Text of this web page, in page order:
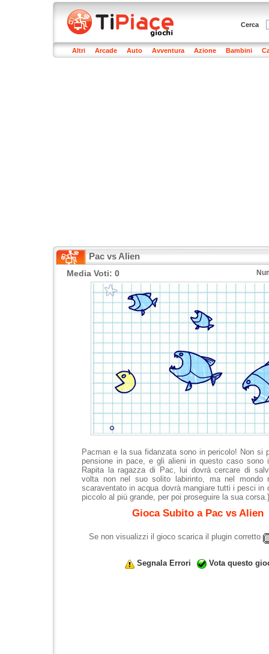
Cerca
Altri Arcade Auto Avventura Azione Bambini
Pac vs Alien
Media Voti: 0
Pacman e la sua fidanzata sono in pericolo! Non si
pensione in pace, e gli alieni in questo caso sono
Rapita la ragazza di Pac, lui dovrà cercare di
volta non nel suo solito labirinto, ma nel mondo
scaraventato in acqua dovrà mangiare tutti i pesci in
piccolo al più grande, per poi proseguire la sua corsa.}
Gioca Subito a Pac vs Alien
Se non visualizzi il gioco scarica il plugin corretto
Segnala Errori Vota questo